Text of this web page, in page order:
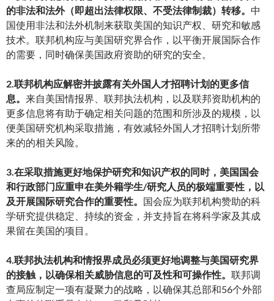
的非法和法外（即超出法律权限、不受法律制裁）转移。 中
国使用非法和法外机制来获取美国的知识产权、研究和敏感
技术。联邦机构应与美国研究界合作，以平衡开展国际合作
的需要，同时确保美国政府资助的研究的安全。
2.联邦机构应解密并披露有关外国人才招聘计划的更多信
息。 来自美国情报界、联邦执法机构，以及联邦资助机构的
更多信息将有助于确定相关问题的范围和所涉及的规模，以
便美国研究机构采取措施，有效减轻外国人才招聘计划所带
来的的相关风险。
3.在采取措施更好地保护研究和知识产权的同时，美国国会
和行政部门应重申在美外籍学生/研究人员的极端重要性，以
及开展国际研究合作的重要性。 国会应为联邦机构赞助的科
学研究提供稳定、持续的资金，并支持旨在将科学家及其成
果留在美国的项目。
4.联邦执法机构和情报界成员必须更好地调整与美国研究界
的接触，以确保相关威胁信息的可及性和可操作性。 联邦调
查局应制定一项有凝聚力的战略，以确保其总部和56个外部